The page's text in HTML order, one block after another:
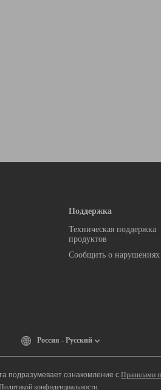
Поддержка
Техническая поддержка
продуктов
Сообщить о нарушениях
Россия - Русский
подразумевает ознакомление с Правилами
конфиденциальности.